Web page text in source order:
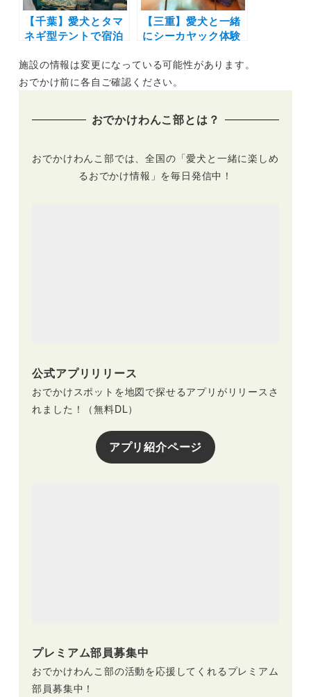
【千葉】愛犬とタマ
ネギ型テントで宿泊
たっぷり遊べるグラ
ンピング施設
（2021年8月オープ
【三重】愛犬と一緒
にシーカヤック体験
ート 奥志摩 アクア
フォレスト」がペッ
年9月1日〜30日限
施設の情報は変更になっている可能性があります。
おでかけ前に各自ご確認ください。
おでかけわんこ部とは？
おでかけわんこ部では、全国の「愛犬と一緒に楽しめ
るおでかけ情報」を毎日発信中！
公式アプリリリース
おでかけスポットを地図で探せるアプリがリリースさ
れました！（無料DL）
アプリ紹介ページ
プレミアム部員募集中
おでかけわんこ部の活動を応援してくれるプレミアム
部員募集中！